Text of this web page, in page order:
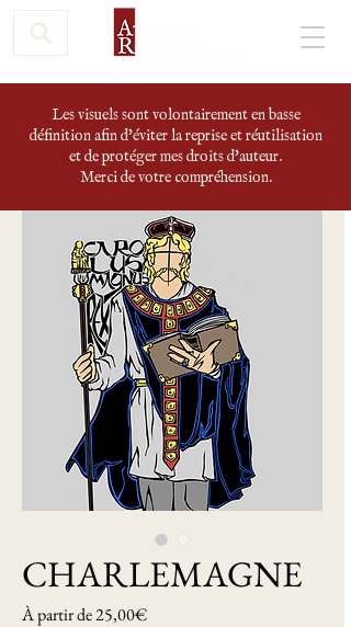
Les visuels sont volontairement en basse
définition afin d'éviter la reprise et réutilisation
et de protéger mes droits d'auteur.
Merci de votre compréhension.
CHARLEMAGNE
À partir de25,00€Prix